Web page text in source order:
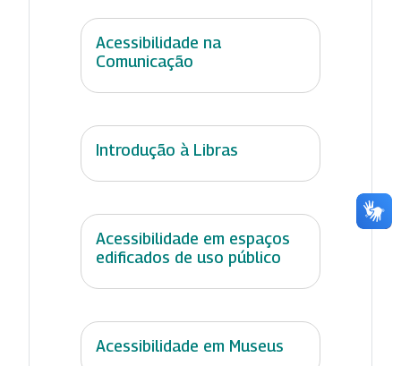
Acessibilidade na
Comunicação
Introdução à Libras
Acessibilidade em espaços
edificados de uso público
Acessibilidade em Museus